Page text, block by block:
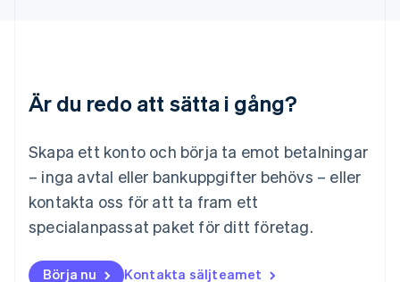
Är du redo att sätta i gång?
Skapa ett konto och börja ta emot betalningar
– inga avtal eller bankuppgifter behövs – eller
kontakta oss för att ta fram ett
specialanpassat paket för ditt företag.
Börja nu Kontakta säljteamet
Malaysia
English
Mexiko
Nederländerna
NederlandsEnglish
English